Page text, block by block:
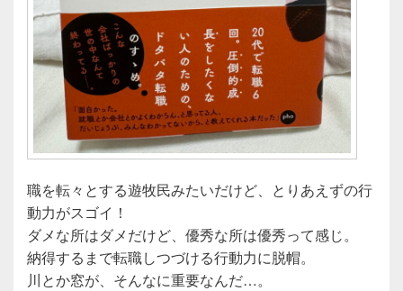
職を転々とする遊牧民みたいだけど、とりあえずの行
動力がスゴイ！
ダメな所はダメだけど、優秀な所は優秀って感じ。
納得するまで転職しつづける行動力に脱帽。
川とか窓が、そんなに重要なんだ…。